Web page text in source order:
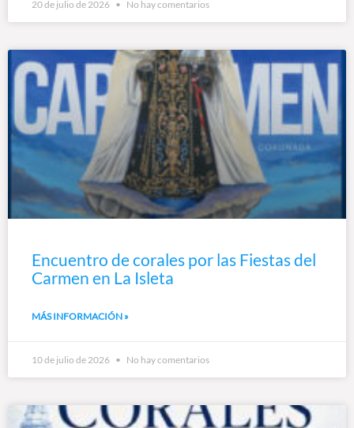
20 de julio de 2026 No hay comentarios
Encuentro de corales por las Fiestas del
Carmen en La Isleta
MÁS INFORMACIÓN »
10 de julio de 2026 No hay comentarios